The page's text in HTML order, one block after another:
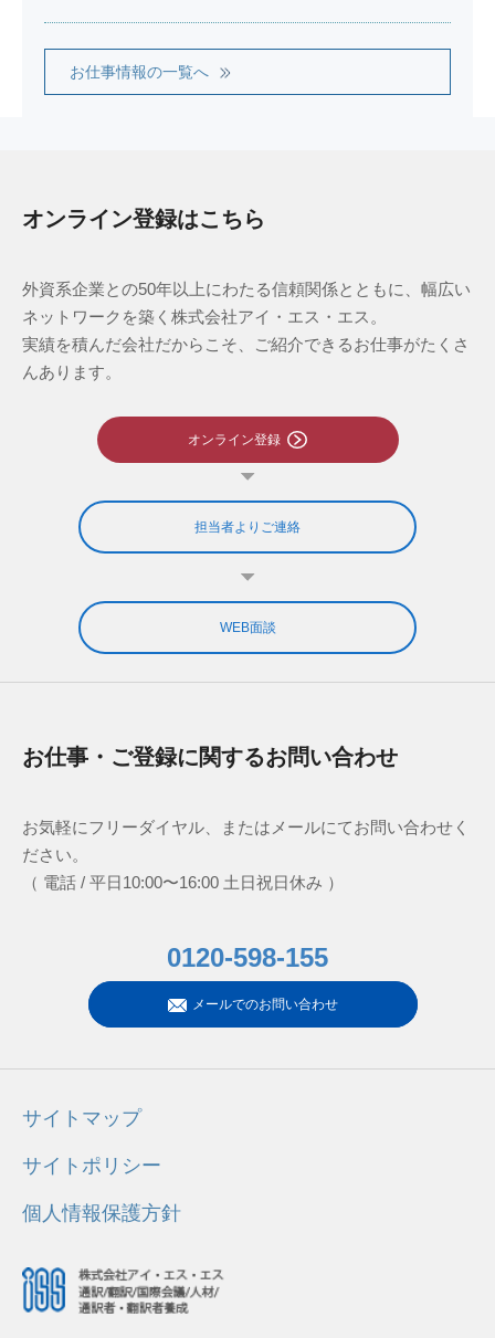
お仕事情報の一覧へ
オンライン登録はこちら
外資系企業との50年以上にわたる信頼関係とともに、幅広い
ネットワークを築く株式会社アイ・エス・エス。
実績を積んだ会社だからこそ、ご紹介できるお仕事がたくさ
んあります。
オンライン登録
担当者よりご連絡
WEB面談
お仕事・ご登録に関するお問い合わせ
お気軽にフリーダイヤル、またはメールにてお問い合わせく
ださい。
（ 電話 / 平日10:00〜16:00 土日祝日休み ）
0120-598-155
メールでのお問い合わせ
サイトマップ
サイトポリシー
個人情報保護方針